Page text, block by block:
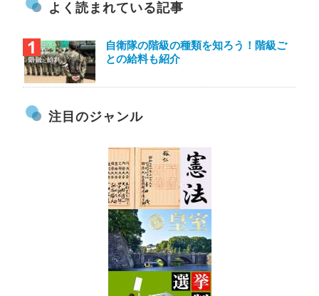
よく読まれている記事
自衛隊の階級の種類を知ろう！階級ご
との給料も紹介
注目のジャンル